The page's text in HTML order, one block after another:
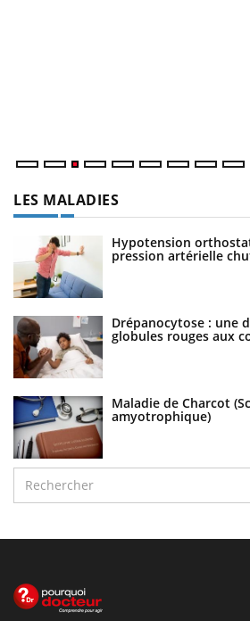
LES MALADIES
Hypotension
pression artérielle
Drépanocytose : une
globules rouges aux
Maladie de Charcot
amyotrophique)